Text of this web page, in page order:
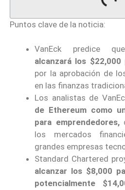
Puntos clave de la noticia:
VanEck predice
alcanzará los $22,000
por la aprobación de
en las finanzas
Los analistas de
de Ethereum como
para emprendedores,
los mercados
grandes empresas
Standard Chartered
alcanzar los $8,000
potencialmente